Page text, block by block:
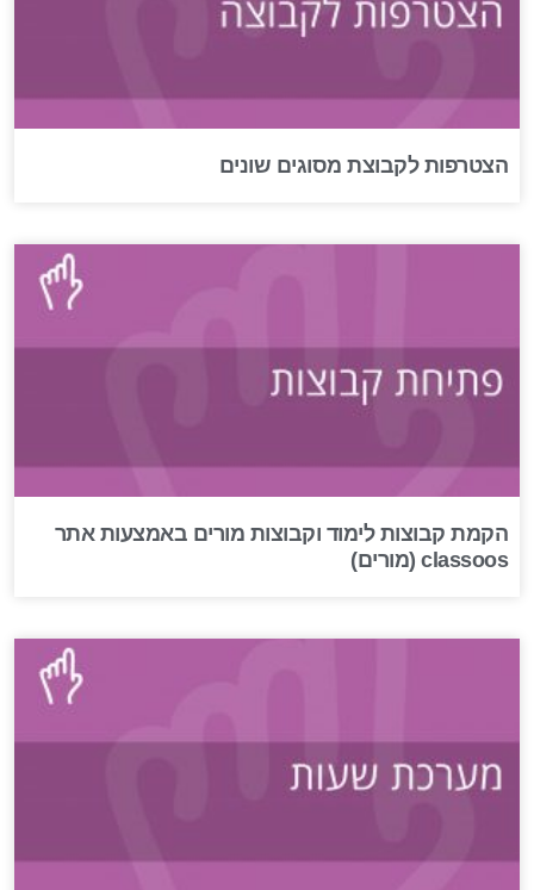
הצטרפות לקבוצת מסוגים שונים
הקמת קבוצות לימוד וקבוצות מורים באמצעות אתר
classoos (מורים)